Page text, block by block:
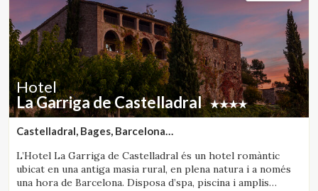
Hotel
La Garriga de Castelladral
Castelladral, Bages, Barcelona
L’Hotel La Garriga de Castelladral és un hotel romàntic
ubicat en una antiga masia rural, en plena natura i a només
una hora de Barcelona. Disposa d’spa, piscina i amplis